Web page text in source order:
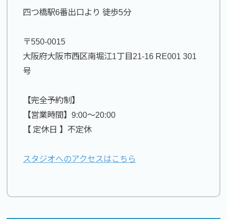
四つ橋駅6番出口より 徒歩5分
〒550-0015
大阪府大阪市西区南堀江1丁目21-16 RE001 301
号
【完全予約制】
【営業時間】9:00〜20:00
【 定休日 】不定休
スタジオへのアクセスはこちら